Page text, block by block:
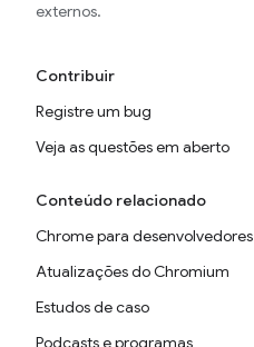
externos.
Contribuir
Registre um bug
Veja as questões em aberto
Conteúdo relacionado
Chrome para desenvolvedores
Atualizações do Chromium
Estudos de caso
Podcasts e programas